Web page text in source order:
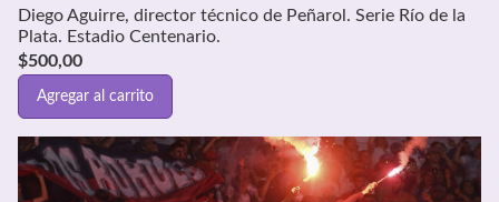
Diego Aguirre, director técnico de Peñarol. Serie Río de la
Plata. Estadio Centenario.
$500,00
Agregar al carrito